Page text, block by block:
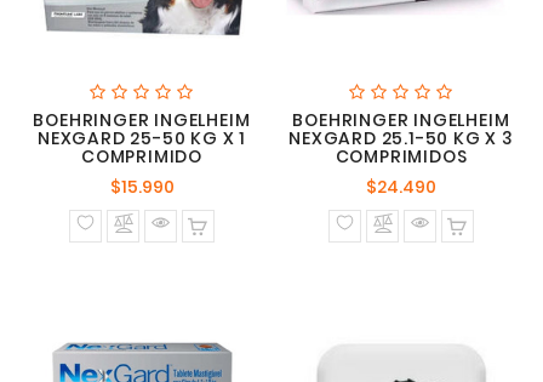
BOEHRINGER INGELHEIM
NEXGARD 25-50 KG X 1
COMPRIMIDO
$15.990Precio
normal
BOEHRINGER INGELHEIM
NEXGARD 25.1-50 KG X 3
COMPRIMIDOS
$24.490
normal